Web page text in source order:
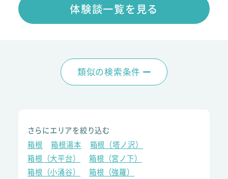
体験談一覧を見る
類似の検索条件
さらにエリアを絞り込む
箱根
箱根湯本
箱根（塔ノ沢）
箱根（大平台）
箱根（宮ノ下）
箱根（小涌谷）
箱根（強羅）